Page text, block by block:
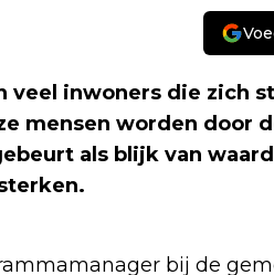
veel inwoners die zich
mensen worden door
als blijk van
bij de